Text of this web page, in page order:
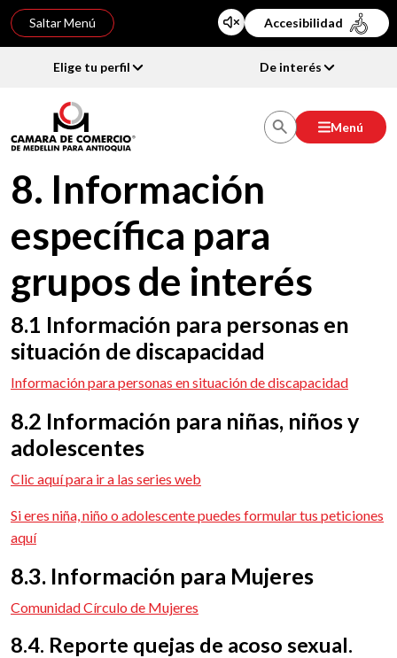
Saltar Menú Accesibilidad
Elige tu perfil De interés
Menú
8. Información
específica para
grupos de interés
8.1 Información para personas en
situación de discapacidad
Información para personas en situación de discapacidad
8.2 Información para niñas, niños y
adolescentes
Clic aquí para ir a las series web
Si eres niña, niño o adolescente puedes formular tus peticiones
aquí
8.3. Información para Mujeres
Comunidad Círculo de Mujeres
8.4. Reporte quejas de acoso sexual.